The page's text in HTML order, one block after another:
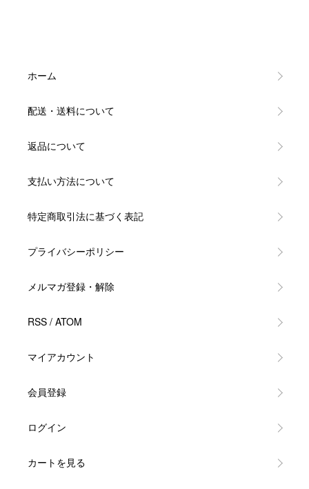
ホーム
配送・送料について
返品について
支払い方法について
特定商取引法に基づく表記
プライバシーポリシー
メルマガ登録・解除
RSS / ATOM
マイアカウント
会員登録
ログイン
カートを見る